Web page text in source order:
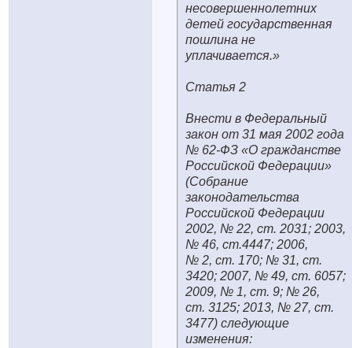
несовершеннолетних
детей государственная
пошлина не
уплачивается.»
Статья 2
Внести в Федеральный
закон от 31 мая 2002 года
№ 62-ФЗ «О гражданстве
Российской Федерации»
(Собрание
законодательства
Российской Федерации
2002, № 22, ст. 2031; 2003,
№ 46, ст.4447; 2006,
№ 2, ст. 170; № 31, ст.
3420; 2007, № 49, ст. 6057;
2009, № 1, ст. 9; № 26,
ст. 3125; 2013, № 27, ст.
3477) следующие
изменения: